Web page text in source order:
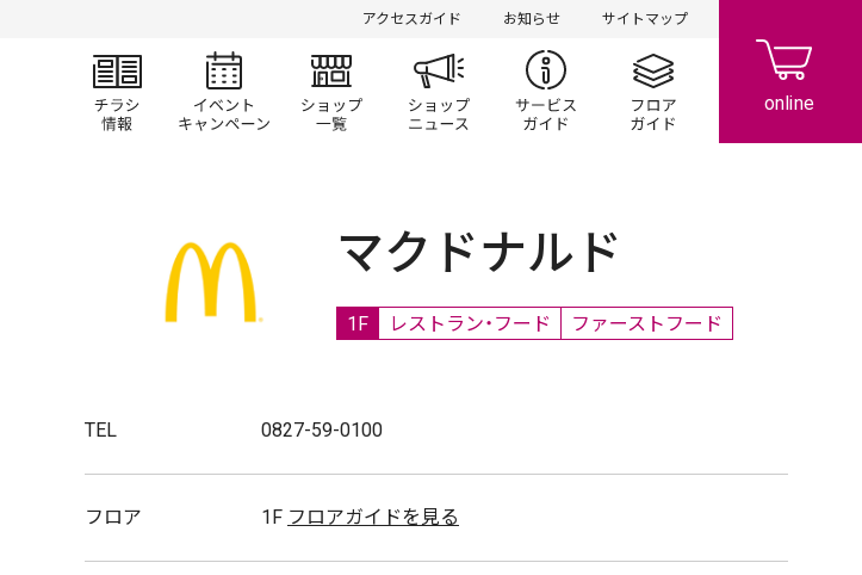
アクセスガイド お知らせ サイトマップ
チラシ情報 イベント/キャンペーン
ショップ一覧 ショップニュースサービスガイドフロアガイド
マクドナルド
1F レストラン・フード ファーストフード
TEL 0827-59-0100
フロア 1F フロアガイドを見る